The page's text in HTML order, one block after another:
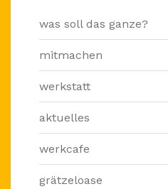
was soll das ganze?
mitmachen
werkstatt
aktuelles
werkcafe
grätzeloase